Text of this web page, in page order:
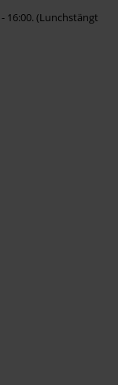
16:00. (Lunchstängt